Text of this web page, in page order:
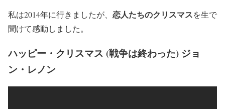
私は2014年に行きましたが、 恋人たちのクリスマスを生で
聞けて感動しました。
ハッピー・クリスマス (戦争は終わった) ジョ
ン・レノン